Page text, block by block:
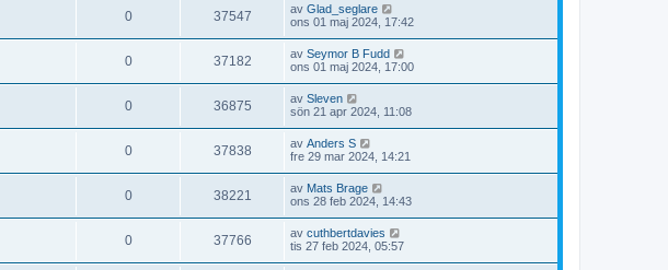
0 37547 av Glad_seglare
ons 01 maj 2024, 17:42
0 37182 av Seymor B Fudd
ons 01 maj 2024, 17:00
0 36875 av Sleven
sön 21 apr 2024, 11:08
0 37838 av Anders S
fre 29 mar 2024, 14:21
0 38221 av Mats Brage
ons 28 feb 2024, 14:43
0 37766 av cuthbertdavies
tis 27 feb 2024, 05:57